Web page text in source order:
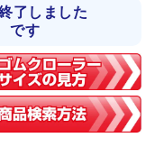
了しました
です